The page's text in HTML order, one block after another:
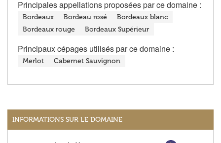
Principales appellations proposées par ce domaine :
Bordeaux Bordeau rosé
Bordeaux blanc
Bordeaux rouge
Bordeaux Supérieur
Principaux cépages utilisés par ce domaine :
Merlot Cabernet Sauvignon
INFORMATIONS SUR LE DOMAINE